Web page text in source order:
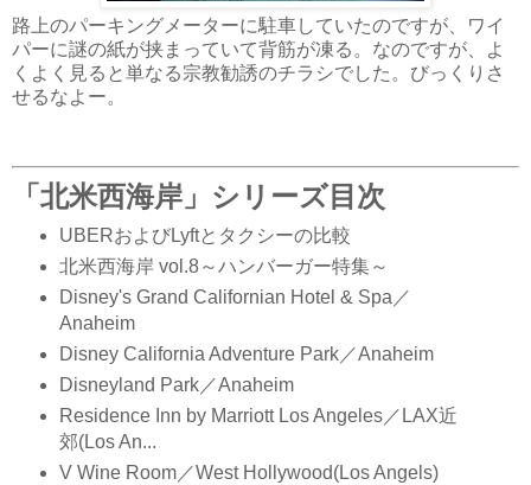
路上のパーキングメーターに駐車していたのですが、ワイ
パーに謎の紙が挟まっていて背筋が凍る。なのですが、よ
くよく見ると単なる宗教勧誘のチラシでした。びっくりさ
せるなよー。
「北米西海岸」シリーズ目次
UBERおよびLyftとタクシーの比較
北米西海岸 vol.8～ハンバーガー特集～
Disney's Grand Californian Hotel & Spa／
Anaheim
Disney California Adventure Park／Anaheim
Disneyland Park／Anaheim
Residence Inn by Marriott Los Angeles／LAX近
郊(Los An...
V Wine Room／West Hollywood(Los Angels)